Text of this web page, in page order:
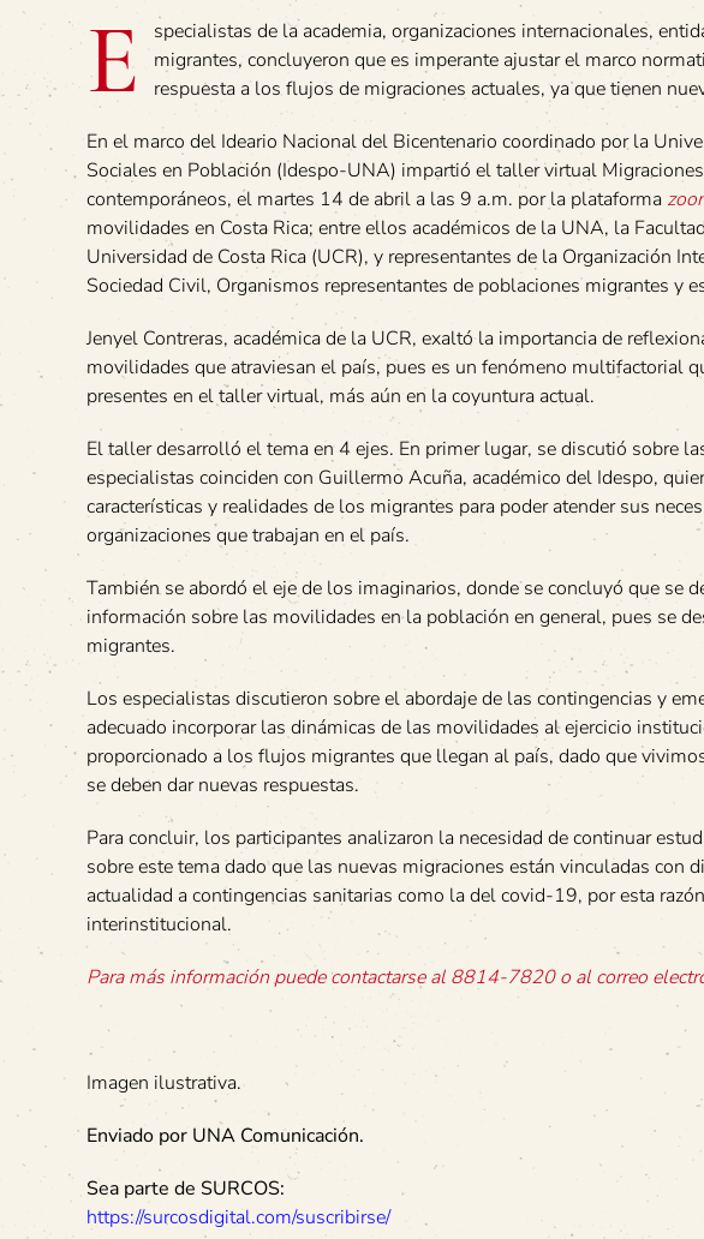
E
specialistas de la academia, organizaciones internacionales,
migrantes, concluyeron que es imperante ajustar el marco
respuesta a los flujos de migraciones actuales, ya que tienen
En el marco del Ideario Nacional del Bicentenario coordinado por la
Sociales en Población (Idespo-UNA) impartió el taller virtual
contemporáneos, el martes 14 de abril a las 9 a.m. por la plataforma
movilidades en Costa Rica; entre ellos académicos de la UNA, la
Universidad de Costa Rica (UCR), y representantes de la Organización
Sociedad Civil, Organismos representantes de poblaciones migrantes y
Jenyel Contreras, académica de la UCR, exaltó la importancia de
movilidades que atraviesan el país, pues es un fenómeno multifactorial
presentes en el taller virtual, más aún en la coyuntura actual.
El taller desarrolló el tema en 4 ejes. En primer lugar, se discutió sobre
especialistas coinciden con Guillermo Acuña, académico del Idespo,
características y realidades de los migrantes para poder atender sus
organizaciones que trabajan en el país.
También se abordó el eje de los imaginarios, donde se concluyó que se
información sobre las movilidades en la población en general, pues se
migrantes.
Los especialistas discutieron sobre el abordaje de las contingencias y
adecuado incorporar las dinámicas de las movilidades al ejercicio
proporcionado a los flujos migrantes que llegan al país, dado que
se deben dar nuevas respuestas.
Para concluir, los participantes analizaron la necesidad de continuar
sobre este tema dado que las nuevas migraciones están vinculadas
actualidad a contingencias sanitarias como la del covid-19, por esta
interinstitucional.
Para más información puede contactarse al 8814-7820 o al correo
Imagen ilustrativa.
Enviado por UNA Comunicación.
Sea parte de SURCOS:
https://surcosdigital.com/suscribirse/